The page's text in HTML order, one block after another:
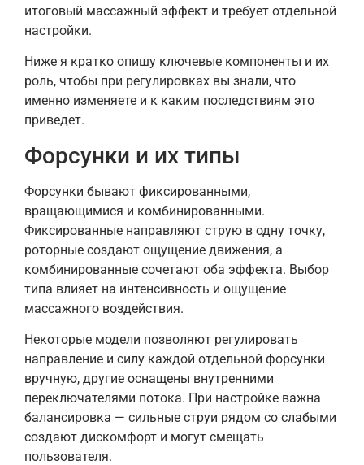
итоговый массажный эффект и требует отдельной
настройки.
Ниже я кратко опишу ключевые компоненты и их
роль, чтобы при регулировках вы знали, что
именно изменяете и к каким последствиям это
приведет.
Форсунки и их типы
Форсунки бывают фиксированными,
вращающимися и комбинированными.
Фиксированные направляют струю в одну точку,
роторные создают ощущение движения, а
комбинированные сочетают оба эффекта. Выбор
типа влияет на интенсивность и ощущение
массажного воздействия.
Некоторые модели позволяют регулировать
направление и силу каждой отдельной форсунки
вручную, другие оснащены внутренними
переключателями потока. При настройке важна
балансировка — сильные струи рядом со слабыми
создают дискомфорт и могут смещать
пользователя.